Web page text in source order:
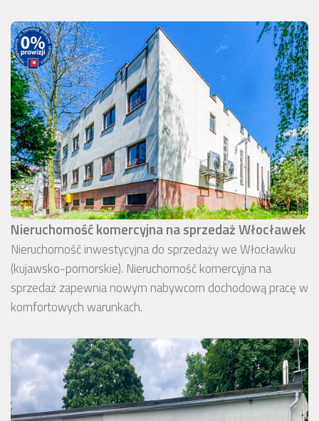
Nieruchomość komercyjna na sprzedaż Włocławek
Nieruchomość inwestycyjna do sprzedaży we Włocławku
(kujawsko-pomorskie). Nieruchomość komercyjna na
sprzedaż zapewnia nowym nabywcom dochodową pracę w
komfortowych warunkach.